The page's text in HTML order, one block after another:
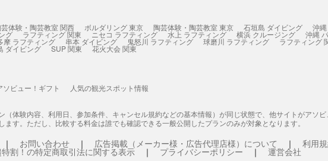
体験・陶芸教室 関西 ボルダリング 東京 陶芸体験・陶芸教室 東京 石垣島 ダイビング 沖
グ ラフティング 関東 ニセコ ラフティング 水上 ラフティング 横浜 クルージング 沖縄
摩 ラフティング 串本 ダイビング 鬼怒川 ラフティング 球磨川 ラフティング ラフティング
ダイビング SUP 関東 花火大会 関東
ソビュー！ギフト 人気の観光スポット情報
体験内容、利用日、参加条件、キャンセル規約などの基本情報）が同じ状態で、他サイトがアソ
す。ただし、比較する料金は誰でも確認できる一般公開したプランのみが対象となります。
お問い合わせ 広告掲載（メーカー様・広告代理店様）について 利用
割！の特定商取引法に関する表示 プライバシーポリシー 運営会社